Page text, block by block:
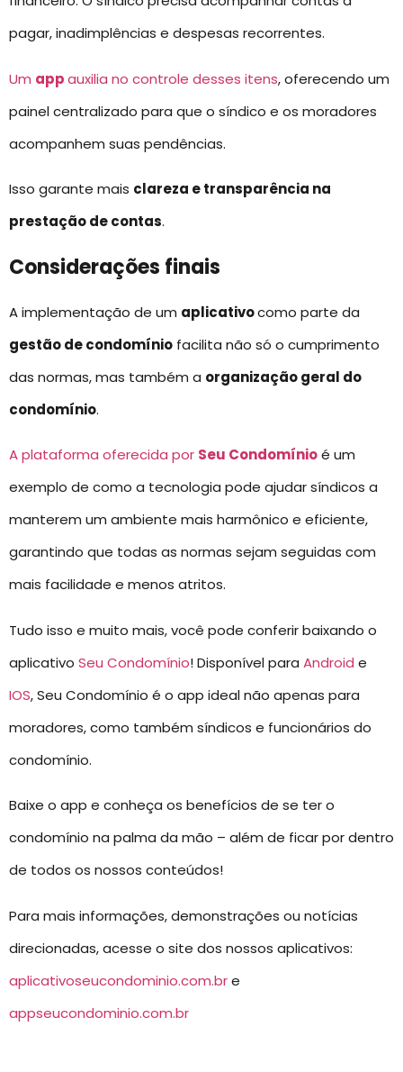
pagar, inadimplências e despesas recorrentes.
Um appauxilia no controle desses itens, oferecendo um
painel centralizado para que o síndico e os moradores
acompanhem suas pendências.
Isso garante mais clareza e transparência na
prestação de contas.
Considerações finais
A implementação de um aplicativocomo parte da
gestão de condomínio facilita não só o cumprimento
das normas, mas também a organização geral do
condomínio.
A plataforma oferecida por Seu Condomínioé um
exemplo de como a tecnologia pode ajudar síndicos a
manterem um ambiente mais harmônico e eficiente,
garantindo que todas as normas sejam seguidas com
mais facilidade e menos atritos.
Tudo isso e muito mais, você pode conferir baixando o
aplicativo Seu Condomínio! Disponível para Android e
IOS, Seu Condomínio é o app ideal não apenas para
moradores, como também síndicos e funcionários do
condomínio.
Baixe o app e conheça os benefícios de se ter o
condomínio na palma da mão – além de ficar por dentro
de todos os nossos conteúdos!
Para mais informações, demonstrações ou notícias
direcionadas, acesse o site dos nossos aplicativos:
aplicativoseucondominio.com.bre
appseucondominio.com.br